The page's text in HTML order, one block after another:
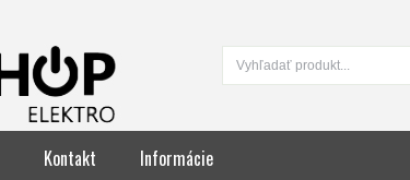
Kontakt Informácie